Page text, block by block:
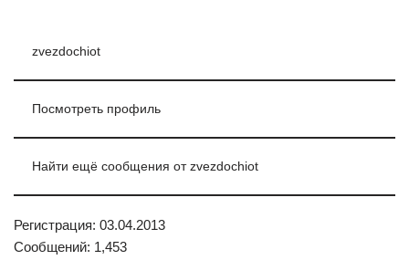
zvezdochiot
Посмотреть профиль
Найти ещё сообщения от zvezdochiot
Регистрация: 03.04.2013
Сообщений: 1,453